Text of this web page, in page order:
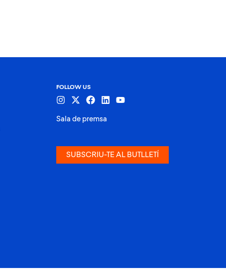
FOLLOW US
Sala de premsa
SUBSCRIU-TE AL BUTLLETÍ